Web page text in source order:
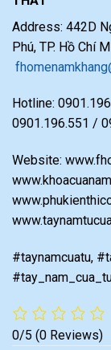
Address: 442D
Phú, TP. Hồ Chí
Hotline:
0901.196.551 /
Website:
#taynamcuatu,
0/5 (0 Reviews)